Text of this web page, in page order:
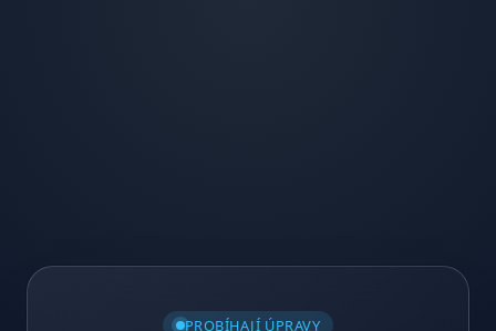
PROBÍHAJÍ ÚPRAVY